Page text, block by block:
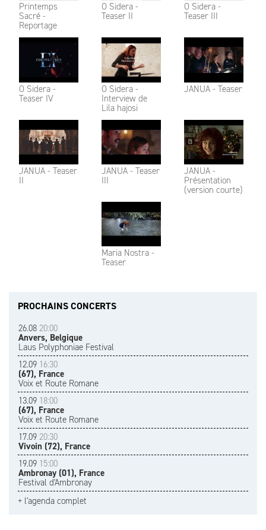
Printemps
Sacré -
Reportage
O Sidera -
Teaser II
O Sidera -
Teaser III
O Sidera -
Teaser IV
O Sidera -
Interview de
Lila hajosi
JANUA - Teaser
JANUA - Teaser
II
JANUA - Teaser
III
JANUA -
Présentation
(version courte)
Maria Nostra -
Teaser
PROCHAINS CONCERTS
26.08 20:00
Anvers, Belgique
Laus Polyphoniae Festival
12.09 16:30
(67), France
Voix et Route Romane
13.09 18:00
(67), France
Voix et Route Romane
17.09 20:30
Vivoin (72), France
19.09 15:00
Ambronay (01), France
Festival d'Ambronay
+ l'agenda complet